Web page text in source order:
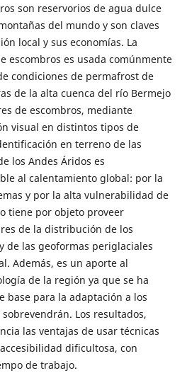
son reservorios de agua dulce
del mundo y son claves
local y sus economías. La
escombros es usada comúnmente
condiciones de permafrost de
de la alta cuenca del río Bermejo
de escombros, mediante
visual en distintos tipos de
en terreno de las
los Andes Áridos es
al calentamiento global: por la
y por la alta vulnerabilidad de
tiene por objeto proveer
de la distribución de los
de las geoformas periglaciales
Además, es un aporte al
de la región ya que se ha
base para la adaptación a los
Los resultados,
las ventajas de usar técnicas
dificultosa, con
de trabajo.